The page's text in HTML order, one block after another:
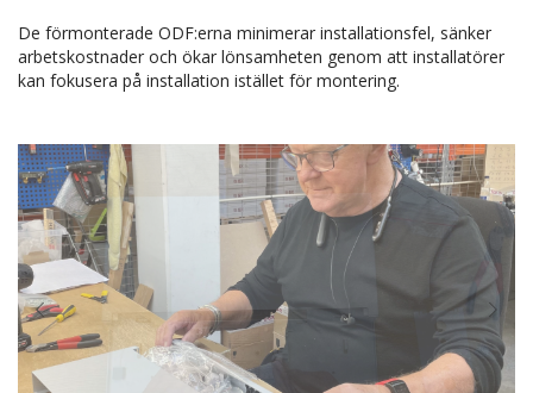
De förmonterade ODF:erna minimerar installationsfel, sänker
arbetskostnader och ökar lönsamheten genom att installatörer
kan fokusera på installation istället för montering.